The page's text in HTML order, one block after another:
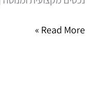
Read More »